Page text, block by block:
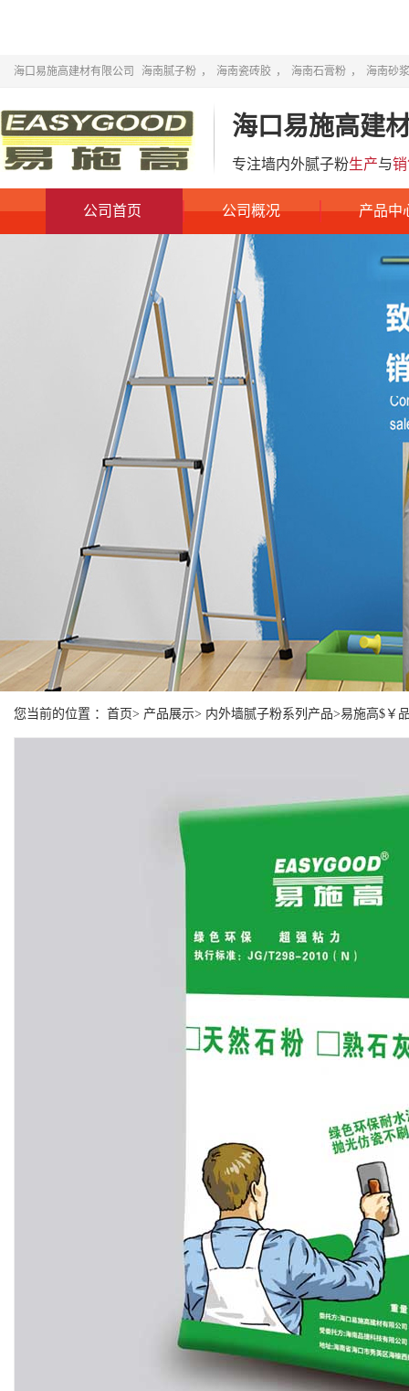
海口易施高建材有限公司 海南腻子粉 ， 海南瓷砖胶 ， 海南石膏粉 ， 海南砂浆
海口易施高建
专注墙内外腻子粉生产与
公司首页 公司概况 产品中
您当前的位置 ：首页> 产品展示> 内外墙腻子粉系列产品>易施高$￥